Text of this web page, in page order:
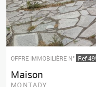
OFFRE IMMOBILIÈRE N° Ref
Maison
MONTADY